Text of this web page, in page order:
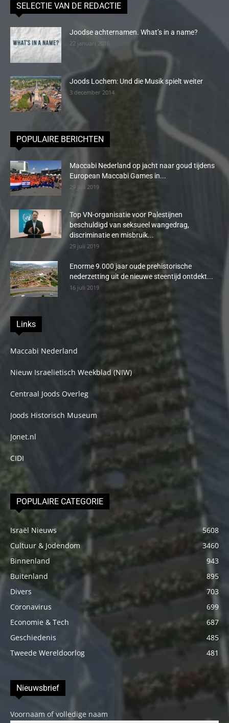
SELECTIE VAN DE REDACTIE
Joodse achternamen. What’s in a name?
22 januari 2016
Joods Lochem: Und die Musik spielt weiter
3 december 2014
POPULAIRE BERICHTEN
Maccabi Nederland op jacht naar goud tijdens
European Maccabi Games in...
29 juli 2019
Top VN-organisatie voor Palestijnen
beschuldigd van seksueel wangedrag,
discriminatie en misbruik...
29 juli 2019
Enorme 9.000 jaar oude prehistorische
nederzetting uit de nieuwe steentijd ontdekt...
16 juli 2019
Links
Maccabi Nederland
Nieuw Israelietisch Weekblad (NIW)
Centraal Joods Overleg
Joods Historisch Museum
Jonet.nl
CIDI
POPULAIRE CATEGORIE
Israël Nieuws
5608
Cultuur & Jodendom
3460
Binnenland
943
Buitenland
895
Divers
703
Coronavirus
699
Economie & Tech
687
Geschiedenis
485
Tweede Wereldoorlog
481
Nieuwsbrief
Voornaam of volledige naam